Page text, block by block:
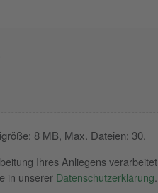
8 MB, Max. Dateien: 30.
Ihres Anliegens verarbeitet
in unserer Datenschutzerklärung.